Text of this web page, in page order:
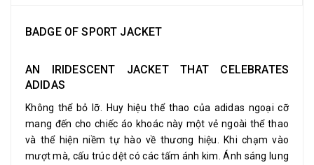
BADGE OF SPORT JACKET
AN IRIDESCENT JACKET THAT CELEBRATES
ADIDAS
Không thể bỏ lỡ. Huy hiệu thể thao của adidas ngoại cỡ
mang đến cho chiếc áo khoác này một vẻ ngoài thể thao
và thể hiện niềm tự hào về thương hiệu. Khi chạm vào
mượt mà, cấu trúc dệt có các tấm ánh kim. Ánh sáng lung